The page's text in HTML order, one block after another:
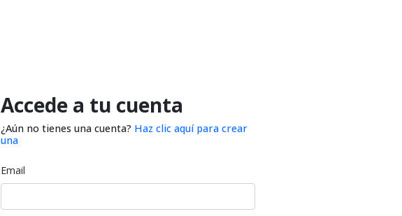
Accede a tu cuenta
¿Aún no tienes una cuenta? Haz clic aquí para crear
una
Email